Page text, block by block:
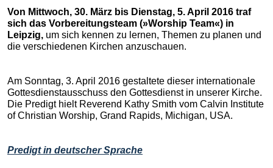
Von Mittwoch, 30. März bis Dienstag, 5. April 2016 traf
sich das Vorbereitungsteam (»Worship Team«) in
Leipzig, um sich kennen zu lernen, Themen zu planen und
die verschiedenen Kirchen anzuschauen.
Am Sonntag, 3. April 2016 gestaltete dieser internationale
Gottesdienstausschuss den Gottesdienst in unserer Kirche.
Die Predigt hielt Reverend Kathy Smith vom Calvin Institute
of Christian Worship, Grand Rapids, Michigan, USA.
Predigt in deutscher Sprache